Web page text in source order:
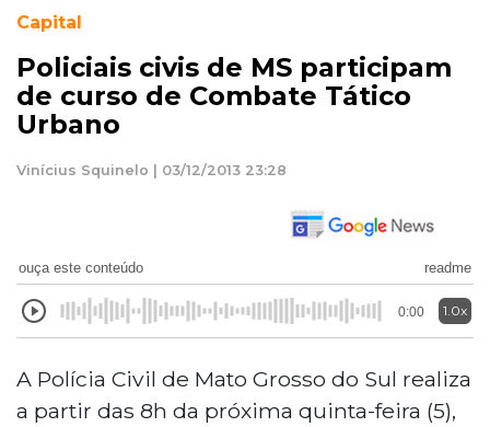
Capital
Policiais civis de MS participam
de curso de Combate Tático
Urbano
Vinícius Squinelo | 03/12/2013 23:28
ouça este conteúdo readme
0:00 1.0x
A Polícia Civil de Mato Grosso do Sul realiza
a partir das 8h da próxima quinta-feira (5),